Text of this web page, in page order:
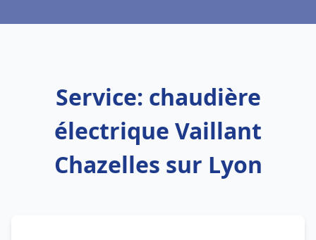
Service: chaudière
électrique Vaillant
Chazelles sur Lyon